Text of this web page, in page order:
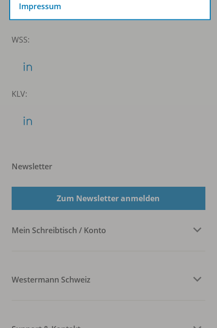
WSS:
KLV:
Newsletter
Zum Newsletter anmelden
Mein Schreibtisch / Konto
Westermann Schweiz
Impressum